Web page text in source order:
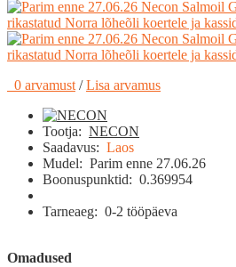
0 arvamust / Lisa arvamus
Tootja: NECON
Saadavus: Laos
Mudel: Parim enne 27.06.26
Boonuspunktid: 0.369954
Tarneaeg: 0-2 tööpäeva
Omadused